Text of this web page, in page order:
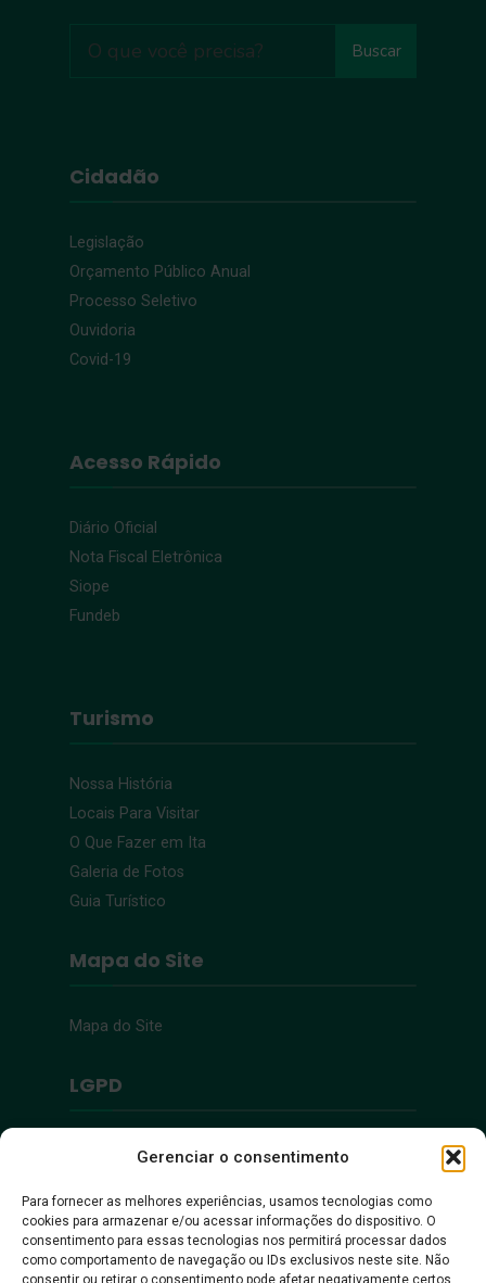
Gerenciar o consentimento
Para fornecer as melhores experiências, usamos tecnologias como
cookies para armazenar e/ou acessar informações do dispositivo. O
consentimento para essas tecnologias nos permitirá processar dados
como comportamento de navegação ou IDs exclusivos neste site. Não
consentir ou retirar o consentimento pode afetar negativamente certos
Buscar
Cidadão
Legislação
Orçamento Público Anual
Processo Seletivo
Ouvidoria
Covid-19
Acesso Rápido
Diário Oficial
Nota Fiscal Eletrônica
Siope
Fundeb
Turismo
Nossa História
Locais Para Visitar
O Que Fazer em Ita
Galeria de Fotos
Guia Turístico
Mapa do Site
Mapa do Site
LGPD
Política de Privacidade
Acessibilidade
Acessibilidade